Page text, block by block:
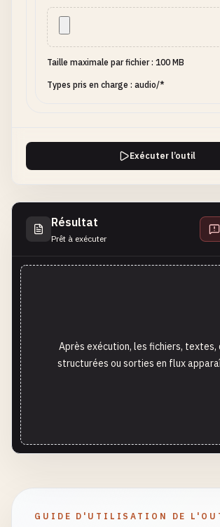
Taille maximale par fichier : 100 MB
Types pris en charge : audio/*
Exécuter l’outil
Résultat
Prêt à exécuter
Après exécution, les fichiers, textes,
structurées ou sorties en flux
GUIDE D'UTILISATION DE